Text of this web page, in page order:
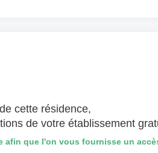
J'accepte les CGU (https://www.preprod-
ENVOYER
cette résidence,
de votre établissement
afin que l'on vous fournisse un